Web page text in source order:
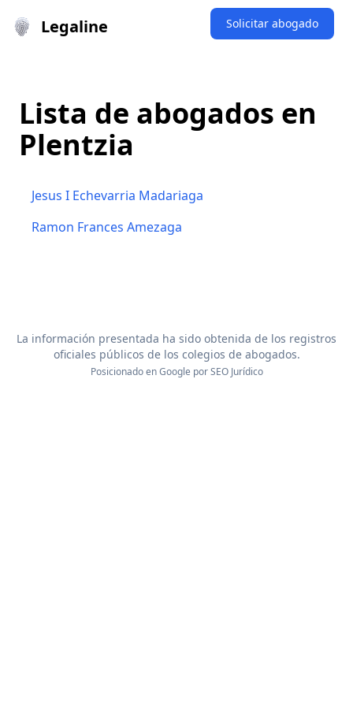
Legaline Solicitar abogado
Lista de abogados en
Plentzia
Jesus I Echevarria Madariaga
Ramon Frances Amezaga
La información presentada ha sido obtenida de los registros
oficiales públicos de los colegios de abogados.
Posicionado en Google porSEO Jurídico